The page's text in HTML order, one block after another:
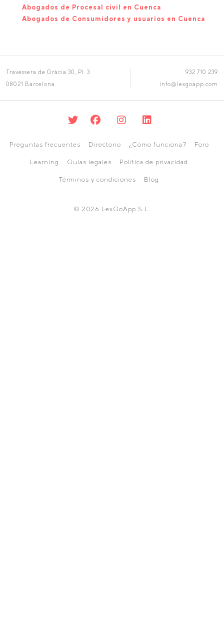
Abogados de Procesal civil en Cuenca
Abogados de Consumidores y usuarios en Cuenca
Travessera de Gràcia 30, Pl. 3
08021 Barcelona
932 710 239
info@lexgoapp.com
Preguntas frecuentes Directorio ¿Cómo funciona? Foro
Learning Guías legales Política de privacidad
Términos y condiciones Blog
© 2026 LexGoApp S.L.